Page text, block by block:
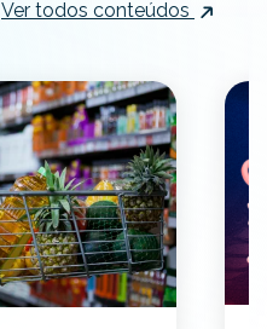
Ver todos conteúdos